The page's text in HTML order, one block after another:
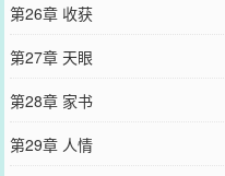
第26章 收获
第27章 天眼
第28章 家书
第29章 人情